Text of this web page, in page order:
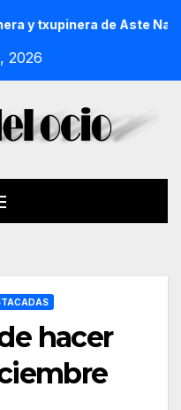
de Aste Nagusia
2026
hacer